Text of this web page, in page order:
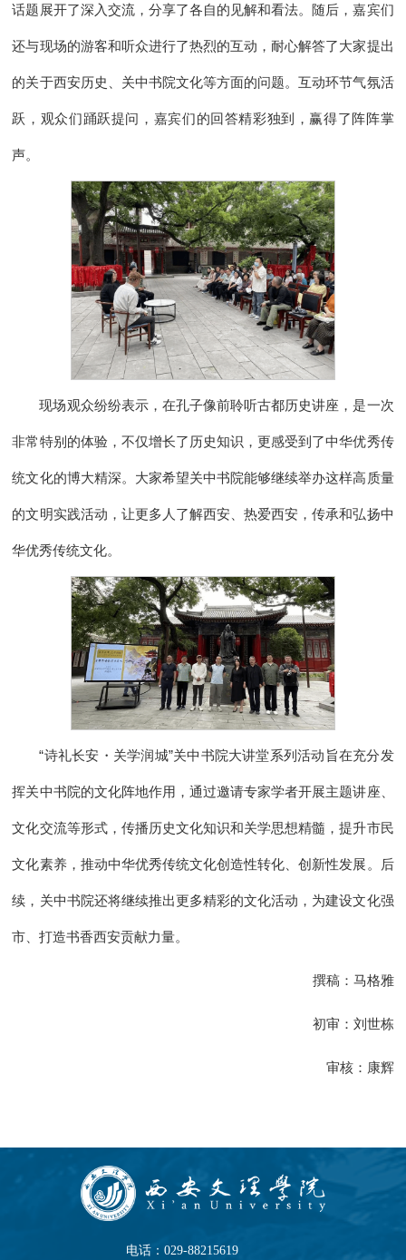
话题展开了深入交流，分享了各自的见解和看法。随后，嘉宾们
还与现场的游客和听众进行了热烈的互动，耐心解答了大家提出
的关于西安历史、关中书院文化等方面的问题。互动环节气氛活
跃，观众们踊跃提问，嘉宾们的回答精彩独到，赢得了阵阵掌
声。
现场观众纷纷表示，在孔子像前聆听古都历史讲座，是一次
非常特别的体验，不仅增长了历史知识，更感受到了中华优秀传
统文化的博大精深。大家希望关中书院能够继续举办这样高质量
的文明实践活动，让更多人了解西安、热爱西安，传承和弘扬中
华优秀传统文化。
“诗礼长安・关学润城”关中书院大讲堂系列活动旨在充分发
挥关中书院的文化阵地作用，通过邀请专家学者开展主题讲座、
文化交流等形式，传播历史文化知识和关学思想精髓，提升市民
文化素养，推动中华优秀传统文化创造性转化、创新性发展。后
续，关中书院还将继续推出更多精彩的文化活动，为建设文化强
市、打造书香西安贡献力量。
撰稿：马格雅
初审：刘世栋
审核：康辉
电话：029-88215619